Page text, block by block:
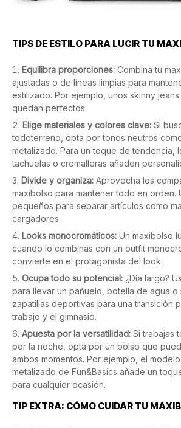
TIPS DE ESTILO PARA LUCIR TU
Equilibra proporciones: Combina tu
ajustadas o de líneas limpias para
estilizado. Por ejemplo, unos skinny
quedan perfectos.
Elige materiales y colores clave: Si
todoterreno, opta por tonos neutros
metalizado. Para un toque de tendencia,
tachuelas o cremalleras añaden
Divide y organiza: Aprovecha los
maxibolso para mantener todo en orden.
pequeños para separar artículos como
cargadores.
Looks monocromáticos: Un maxibolso
cuando lo combinas con un outfit
convierte en el protagonista del look.
Ocupa todo su potencial: ¿Día largo?
para llevar un pañuelo, botella de agua o
zapatillas deportivas para una transición
trabajo y el gimnasio.
Apuesta por la versatilidad: Si trabajas
por la noche, opta por un bolso que
ambos momentos. Por ejemplo, el
metalizado de Fun&Basics añade un
para cualquier ocasión.
TIP EXTRA: CÓMO CUIDAR TU